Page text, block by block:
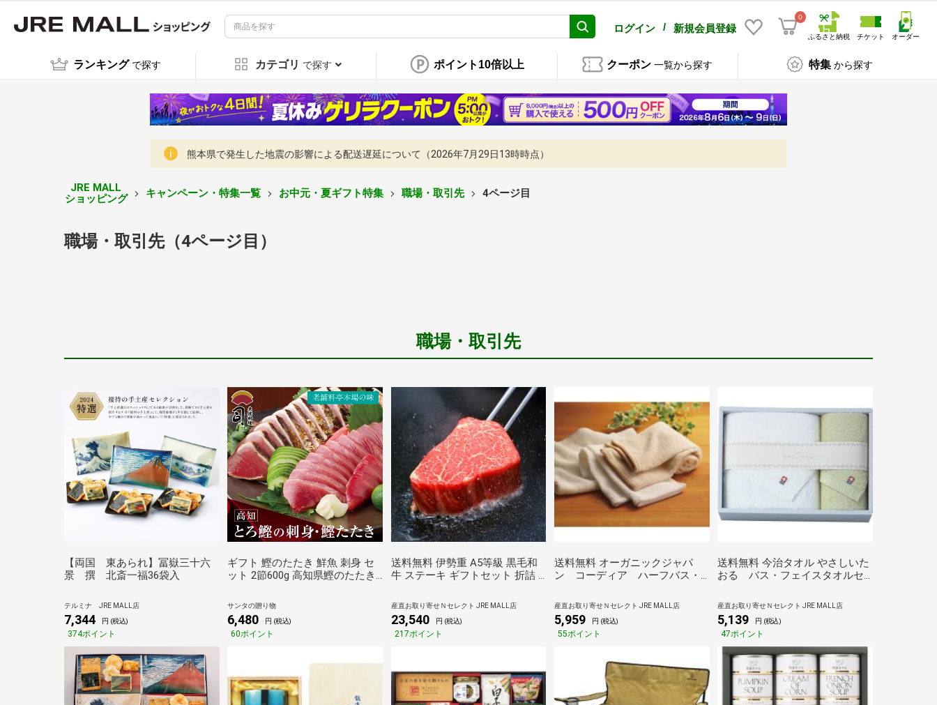
ログイン / 新規会員登録
0
ふるさと納税 チケット オーダー
ランキング で探す カテゴリ で探す ポイント10倍以上 クーポン 一覧から探す 特集 から探す
熊本県で発生した地震の影響による配送遅延について（2026年7月29日13時時点）
JRE MALL
ショッピング
キャンペーン・特集一覧 お中元・夏ギフト特集 職場・取引先 4ページ目
職場・取引先（4ページ目）
職場・取引先
【両国 東あられ】冨嶽三十六
景 撰 北斎一福36袋入
テルミナ JRE MALL店
7,344 円 (税込)
374ポイント
ギフト 鰹のたたき 鮮魚 刺身 セ
ット 2節600g 高知県鰹のたたき
たたき 高知 取り寄せ トロカツオ
とろかつお かつお の たたき 冷
凍刺身 お魚ギフト お取り寄せ 海
鮮 ギフトセット 贈り物
サンタの贈り物
6,480 円 (税込)
60ポイント
送料無料 伊勢重 A5等級 黒毛和
牛 ステーキ ギフトセット 折詰 2
ステーキ 国産 サーロインステー
キ
産直お取り寄せＮセレクト JRE MALL店
23,540 円 (税込)
217ポイント
送料無料 オーガニックジャパ
ン コーディア ハーフバス・
産直お取り寄せＮセレクト JRE MALL店
5,959 円 (税込)
55ポイント
送料無料 今治タオル やさしいた
おる バス・フェイスタオルセ
ェイスタオル各１枚）
産直お取り寄せＮセレクト JRE MALL店
5,139 円 (税込)
47ポイント